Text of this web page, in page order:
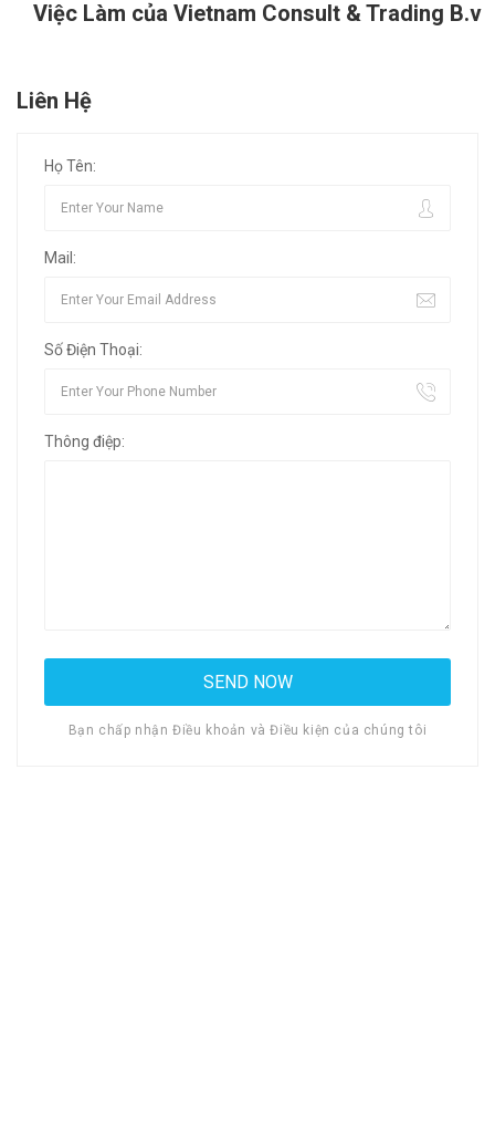
Việc Làm của Vietnam Consult & Trading B.v
Liên Hệ
Họ Tên:
Mail:
Số Điện Thoại:
Thông điệp:
Bạn chấp nhận Điều khoản và Điều kiện của chúng tôi